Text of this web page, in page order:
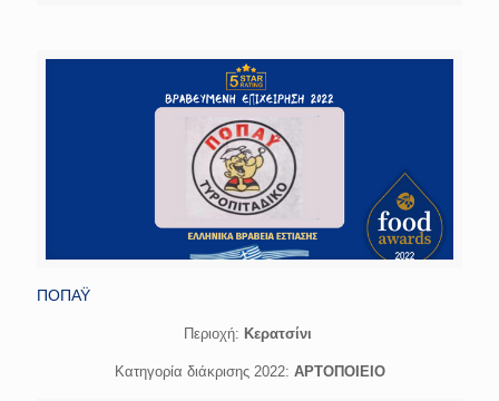
ΠΟΠΑΫ
Περιοχή: Κερατσίνι
Κατηγορία διάκρισης 2022: ΑΡΤΟΠΟΙΕΙΟ